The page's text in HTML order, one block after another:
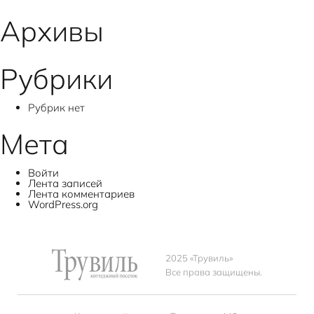
записям
Архивы
Рубрики
Рубрик нет
Мета
Войти
Лента записей
Лента комментариев
WordPress.org
2025 «Трувиль»
Все права защищены.